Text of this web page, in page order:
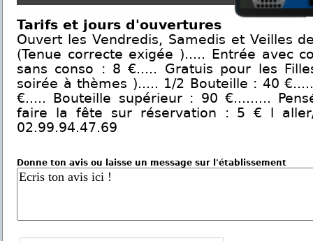
Tarifs et jours d'ouvertures
Ouvert les Vendredis, Samedis et Veilles
(Tenue correcte exigée )..... Entrée avec
sans conso : 8 €..... Gratuis pour les
soirée à thèmes )..... 1/2 Bouteille : 40
€..... Bouteille supérieur : 90 €.........
faire la fête sur réservation : 5 € l
02.99.94.47.69
Donne ton avis ou laisse un message sur l'établissement